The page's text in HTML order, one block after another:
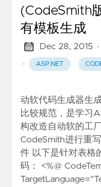
(CodeSmith
有模板生成
Dec 28, 2015
·
ASP.NET
动软代码生成器生
比较规范，是学习
构改造自动软的工
CodeSmith进行重
件 以下是针对表格
码： <%@